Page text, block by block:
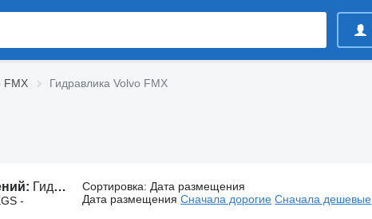
FMX Гидравлика Volvo FMX
Гидравлика Volvo FMX
-
Сортировка: Дата размещения
Дата размещения Сначала дорогие Сначала дешевые